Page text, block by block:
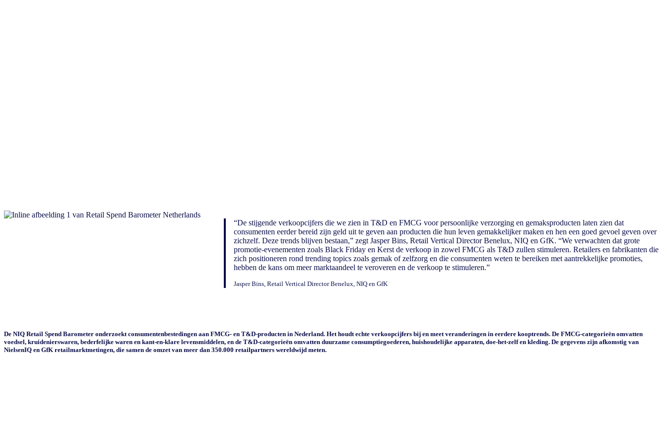
“De stijgende verkoopcijfers die we zien in T&D en FMCG voor persoonlijke verzorging en gemaksproducten laten zien dat
consumenten eerder bereid zijn geld uit te geven aan producten die hun leven gemakkelijker maken en hen een goed gevoel geven over
zichzelf. Deze trends blijven bestaan,” zegt Jasper Bins, Retail Vertical Director Benelux, NIQ en GfK. “We verwachten dat grote
promotie-evenementen zoals Black Friday en Kerst de verkoop in zowel FMCG als T&D zullen stimuleren. Retailers en fabrikanten die
zich positioneren rond trending topics zoals gemak of zelfzorg en die consumenten weten te bereiken met aantrekkelijke promoties,
hebben de kans om meer marktaandeel te veroveren en de verkoop te stimuleren.”
Jasper Bins, Retail Vertical Director Benelux, NIQ en GfK
De NIQ Retail Spend Barometer onderzoekt consumentenbestedingen aan FMCG- en T&D-producten in Nederland. Het houdt echte verkoopcijfers bij en meet veranderingen in eerdere kooptrends. De FMCG-categorieën omvatten
voedsel, kruidenierswaren, bederfelijke waren en kant-en-klare levensmiddelen, en de T&D-categorieën omvatten duurzame consumptiegoederen, huishoudelijke apparaten, doe-het-zelf en kleding. De gegevens zijn afkomstig van
NielsenIQ en GfK retailmarktmetingen, die samen de omzet van meer dan 350.000 retailpartners wereldwijd meten.